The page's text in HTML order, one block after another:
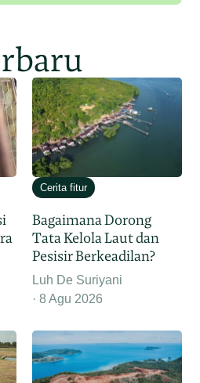
Cerita fitur
Bagaimana Dorong
Tata Kelola Laut dan
Pesisir Berkeadilan?
Luh De Suriyani
8 Agu 2026